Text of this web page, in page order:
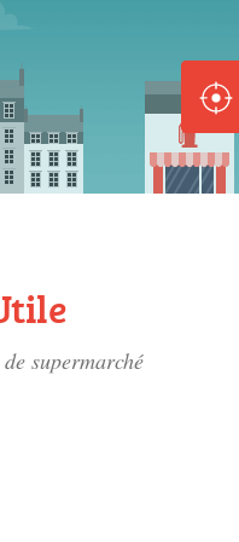
supermarché
Épuisé
Épuisé